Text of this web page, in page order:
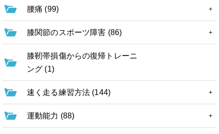
腰痛 (99)
膝関節のスポーツ障害 (86)
膝靭帯損傷からの復帰トレーニ
ング (1)
速く走る練習方法 (144)
運動能力 (88)